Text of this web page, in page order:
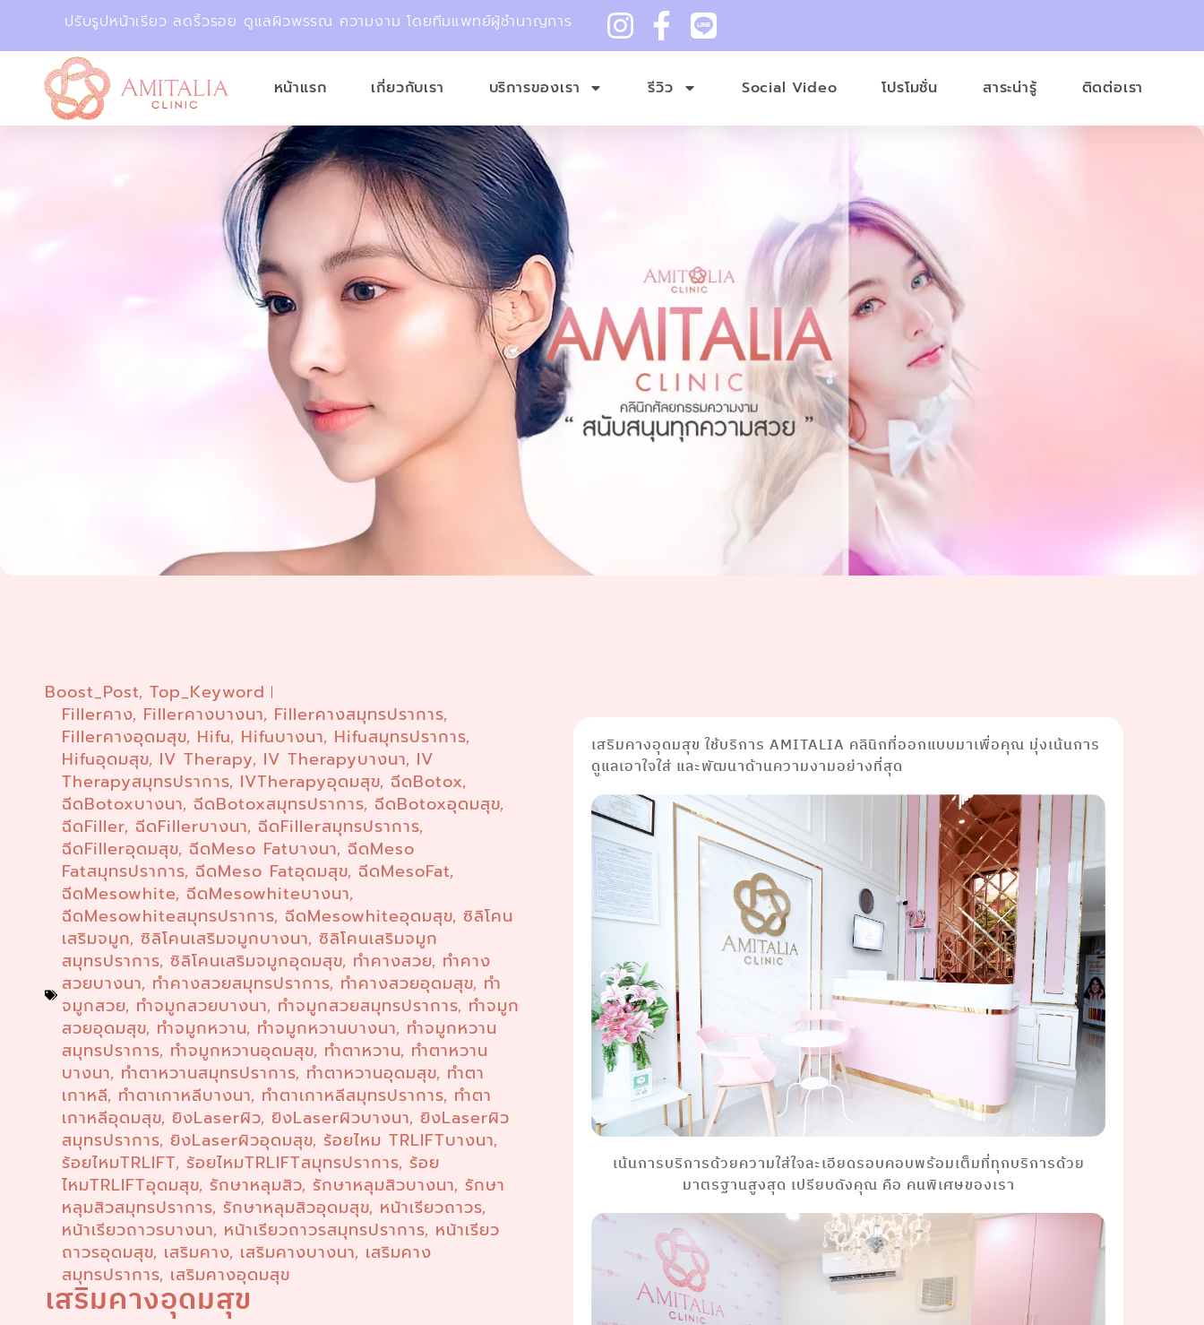
ปรับรูปหน้าเรียว ลดริ้วรอย ดูแลผิวพรรณ ความงาม โดยทีมแพทย์ผู้ชำนาญการ
หน้าแรก เกี่ยวกับเรา บริการของเรา รีวิว Social Video โปรโมชั่น สาระน่ารู้ ติดต่อเรา
Boost_Post,Top_Keyword
Fillerคาง, Fillerคางบางนา, Fillerคางสมุทรปราการ,
Fillerคางอุดมสุข, Hifu, Hifuบางนา, Hifuสมุทรปราการ,
Hifuอุดมสุข, IV Therapy, IV Therapyบางนา, IV
Therapyสมุทรปราการ, IVTherapyอุดมสุข,ฉีดBotox,
ฉีดBotoxบางนา,ฉีดBotoxสมุทรปราการ,ฉีดBotoxอุดมสุข,
ฉีดFiller,ฉีดFillerบางนา,ฉีดFillerสมุทรปราการ,
ฉีดFillerอุดมสุข,ฉีดMeso Fatบางนา,ฉีดMeso
Fatสมุทรปราการ,ฉีดMeso Fatอุดมสุข,ฉีดMesoFat,
ฉีดMesowhite,ฉีดMesowhiteบางนา,
ฉีดMesowhiteสมุทรปราการ,ฉีดMesowhiteอุดมสุข,ซิลิโคน
เสริมจมูก,ซิลิโคนเสริมจมูกบางนา,ซิลิโคนเสริมจมูก
สมุทรปราการ,ซิลิโคนเสริมจมูกอุดมสุข, ทำคางสวย, ทำคาง
สวยบางนา, ทำคางสวยสมุทรปราการ, ทำคางสวยอุดมสุข, ทำ
จมูกสวย, ทำจมูกสวยบางนา, ทำจมูกสวยสมุทรปราการ, ทำจมูก
สวยอุดมสุข, ทำจมูกหวาน, ทำจมูกหวานบางนา, ทำจมูกหวาน
สมุทรปราการ, ทำจมูกหวานอุดมสุข, ทำตาหวาน, ทำตาหวาน
บางนา, ทำตาหวานสมุทรปราการ, ทำตาหวานอุดมสุข, ทำตา
เกาหลี, ทำตาเกาหลีบางนา, ทำตาเกาหลีสมุทรปราการ, ทำตา
เกาหลีอุดมสุข, ยิงLaserผิว, ยิงLaserผิวบางนา, ยิงLaserผิว
สมุทรปราการ, ยิงLaserผิวอุดมสุข, ร้อยไหม TRLIFTบางนา,
ร้อยไหมTRLIFT, ร้อยไหมTRLIFTสมุทรปราการ, ร้อย
ไหมTRLIFTอุดมสุข, รักษาหลุมสิว, รักษาหลุมสิวบางนา, รักษา
หลุมสิวสมุทรปราการ, รักษาหลุมสิวอุดมสุข, หน้าเรียวถาวร,
หน้าเรียวถาวรบางนา, หน้าเรียวถาวรสมุทรปราการ, หน้าเรียว
ถาวรอุดมสุข, เสริมคาง, เสริมคางบางนา, เสริมคาง
สมุทรปราการ, เสริมคางอุดมสุข
เสริมคางอุดมสุข
เสริมคางอุดมสุข ใช้บริการ AMITALIA คลินิกที่ออกแบบมาเพื่อคุณ มุ่งเน้นการ
ดูแลเอาใจใส่ และพัฒนาด้านความงามอย่างที่สุด
เน้นการบริการด้วยความใส่ใจละเอียดรอบคอบพร้อมเต็มที่ทุกบริการด้วย
มาตรฐานสูงสุด เปรียบดังคุณ คือ คนพิเศษของเรา